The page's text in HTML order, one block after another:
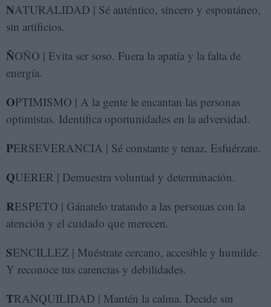
NATURALIDAD | Sé auténtico, sincero y espontáneo,
sin artificios.
ÑOÑO | Evita ser soso. Fuera la apatía y la falta de
energía.
OPTIMISMO | A la gente le encantan las personas
optimistas. Identifica oportunidades en la adversidad.
PERSEVERANCIA | Sé constante y tenaz. Esfuérzate.
QUERER | Demuestra voluntad y determinación.
RESPETO | Gánatelo tratando a las personas con la
atención y el cuidado que merecen.
SENCILLEZ | Muéstrate cercano, accesible y humilde.
Y reconoce tus carencias y debilidades.
TRANQUILIDAD | Mantén la calma. Decide sin